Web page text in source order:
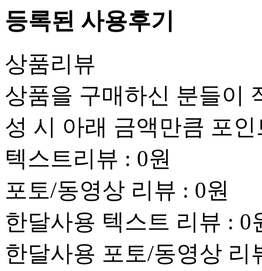
등록된 사용후기
상품리뷰
상품을 구매하신 분들이
성 시 아래 금액만큼 포
텍스트리뷰 : 0원
포토/동영상 리뷰 : 0원
한달사용 텍스트 리뷰 : 0
한달사용 포토/동영상 리